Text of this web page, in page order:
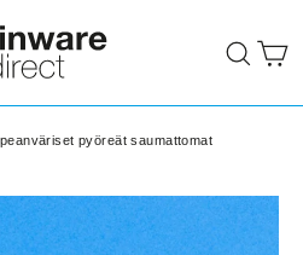
pyöreät saumattomat